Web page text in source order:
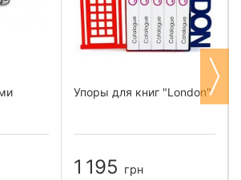
Упоры для книг "London"
1 195 грн